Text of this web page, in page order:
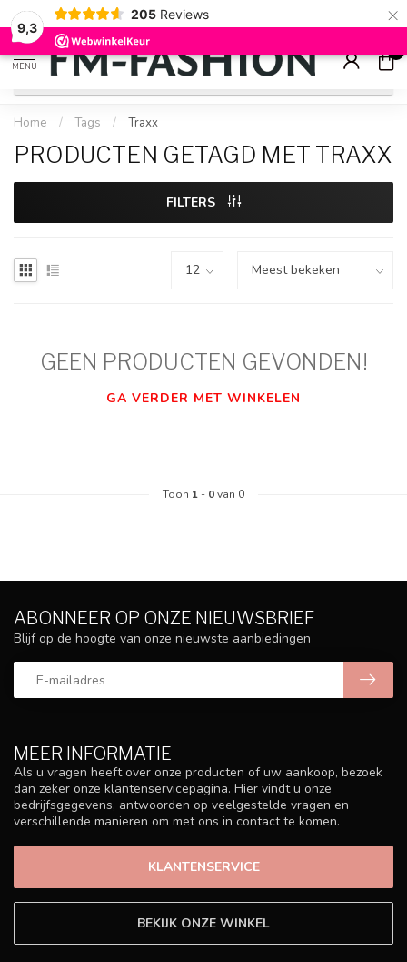
9,3
205 Reviews ×
Check onzesale artikelenvoor flinke kortingen
MENU
0
Home / Tags / Traxx
PRODUCTEN GETAGD MET TRAXX
FILTERS
GEEN PRODUCTEN GEVONDEN!
GA VERDER MET WINKELEN
Toon 1 - 0van 0
MEER INFORMATIE
Als u vragen heeft over onze producten of uw aankoop, bezoek
dan zeker onze klantenservicepagina. Hier vindt u onze
bedrijfsgegevens, antwoorden op veelgestelde vragen en
verschillende manieren om met ons in contact te komen.
KLANTENSERVICE
BEKIJK ONZE WINKEL
ABONNEER OP ONZE NIEUWSBRIEF
Blijf op de hoogte van onze nieuwste aanbiedingen